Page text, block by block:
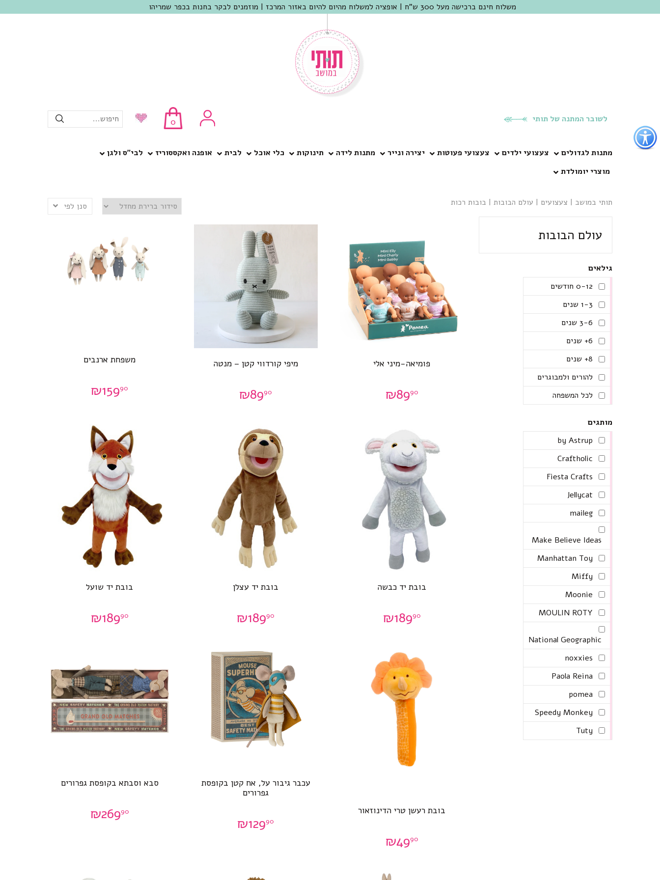
כפתור
לפתיחת
תפריט
נגישות
משלוח חינם ברכישה מעל 300 ש"ח | אופציה למשלוח מהיום להיום באזור המרכז | מוזמנים לבקר בחנות בכפר שמריהו
לשובר המתנה של תותי 0 חיפוש...
מתנות לגדולים צעצועי ילדים צעצועי פעוטות יצירה ונייר מתנות לידה תינוקות כלי אוכל לבית אופנה ואקססוריז
לבי”ס ולגן
מוצרי יומולדת
תותי במושב | צעצועים | עולם הבובות | בובות רכות
עולם הבובות
גילאים
0-12 חודשים
1-3 שנים
3-6 שנים
6+ שנים
8+ שנים
להורים ולמבוגרים
לכל המשפחה
מותגים
by Astrup
Craftholic
Fiesta Crafts
Jellycat
maileg
Make Believe Ideas
Manhattan Toy
Miffy
Moonie
MOULIN ROTY
National Geographic
noxxies
Paola Reina
pomea
Speedy Monkey
Tuty
סנן לפי
פומיאה-מיני אלי
₪8990
מיפי קורדווי קטן – מנטה
₪8990
משפחת ארנבים
₪15990
בובת יד כבשה
₪18990
בובת יד עצלן
₪18990
בובת יד שועל
₪18990
בובת רעשן טרי הדינוזאור
₪4990
עכבר גיבור על, אח קטן בקופסת
גפרורים
₪12990
סבא וסבתא בקופסת גפרורים
₪26990